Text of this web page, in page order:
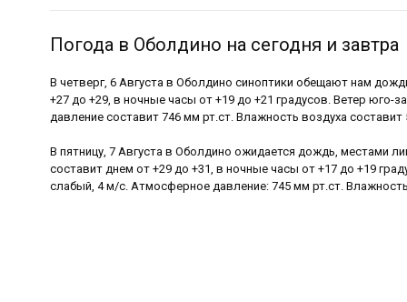
Погода в Оболдино на сегодня и завтра
В четверг, 6 Августа в Оболдино синоптики обещают нам
+27 до +29, в ночные часы от +19 до +21 градусов. Ветер юго-
давление составит 746 мм рт.ст. Влажность воздуха составит
В пятницу, 7 Августа в Оболдино ожидается дождь, местами
составит днем от +29 до +31, в ночные часы от +17 до +19
слабый, 4 м/с. Атмосферное давление: 745 мм рт.ст. Влажность